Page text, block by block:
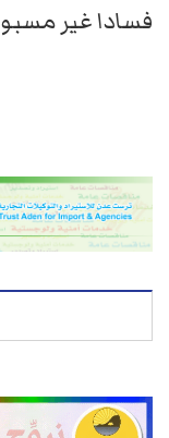
فسادا غير